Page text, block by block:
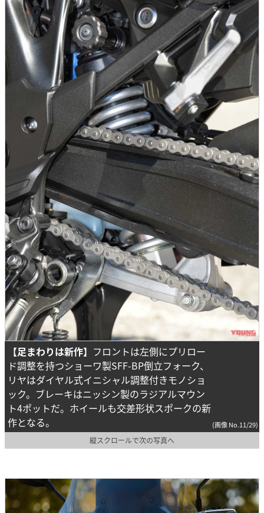
【足まわりは新作】 フロントは左側にプリロー
ド調整を持つショーワ製SFF-BP倒立フォーク、
リヤはダイヤル式イニシャル調整付きモノショ
ック。ブレーキはニッシン製のラジアルマウン
ト4ポットだ。ホイールも交差形状スポークの新
作となる。
(画像 No.11/29)
縦スクロールで次の写真へ